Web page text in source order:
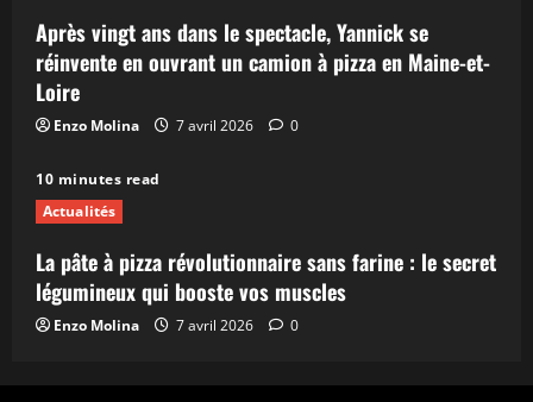
Après vingt ans dans le spectacle, Yannick se
réinvente en ouvrant un camion à pizza en Maine-et-
Loire
Enzo Molina 7 avril 2026 0
10 minutes read
Actualités
La pâte à pizza révolutionnaire sans farine : le secret
légumineux qui booste vos muscles
Enzo Molina 7 avril 2026 0